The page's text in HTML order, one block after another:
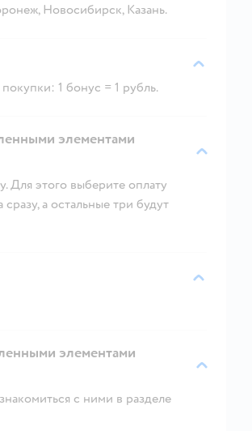
Новосибирск, Казань.
1 бонус = 1 рубль.
элементами
Для этого выберите оплату
а остальные три будут
элементами
с ними в разделе